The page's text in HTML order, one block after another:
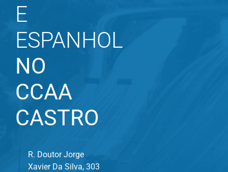
E
ESPANHOL
NO
CCAA
CASTRO
R. Doutor Jorge
Xavier Da Silva, 303